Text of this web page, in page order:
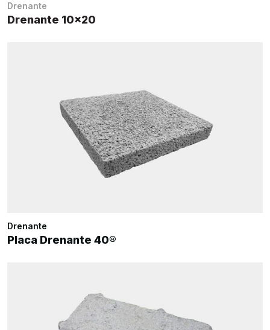
Drenante
Drenante 10×20
Drenante
Placa Drenante 40®